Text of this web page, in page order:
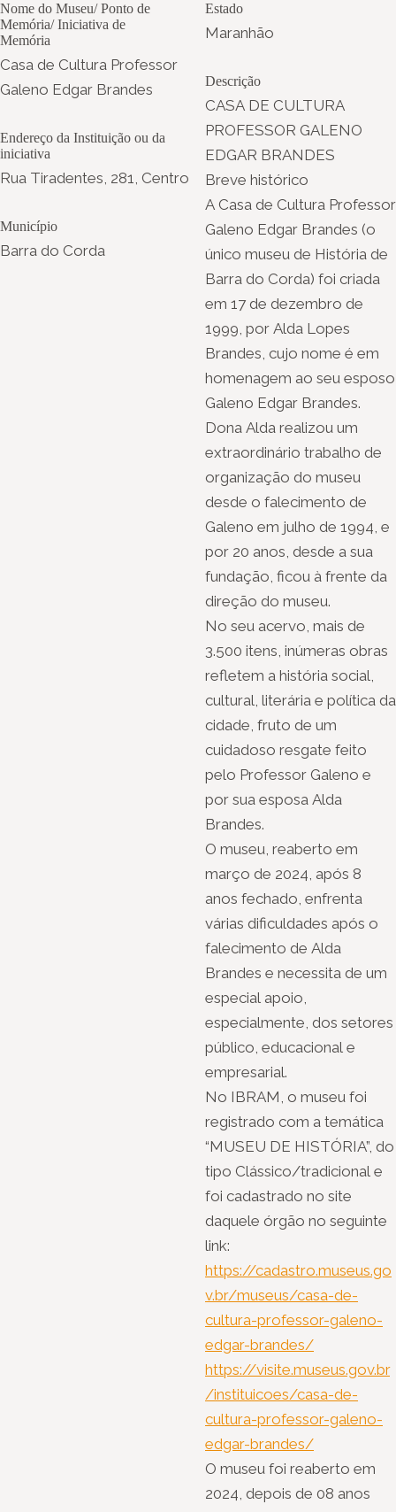
Nome do Museu/ Ponto de
Memória/ Iniciativa de
Memória
Casa de Cultura Professor
Galeno Edgar Brandes
Endereço da Instituição ou da
iniciativa
Rua Tiradentes, 281, Centro
Município
Barra do Corda
Estado
Maranhão
Descrição
CASA DE CULTURA
PROFESSOR GALENO
EDGAR BRANDES
Breve histórico
A Casa de Cultura Professor
Galeno Edgar Brandes (o
único museu de História de
Barra do Corda) foi criada
em 17 de dezembro de
1999, por Alda Lopes
Brandes, cujo nome é em
homenagem ao seu esposo
Galeno Edgar Brandes.
Dona Alda realizou um
extraordinário trabalho de
organização do museu
desde o falecimento de
Galeno em julho de 1994, e
por 20 anos, desde a sua
fundação, ficou à frente da
direção do museu.
No seu acervo, mais de
3.500 itens, inúmeras obras
refletem a história social,
cultural, literária e política da
cidade, fruto de um
cuidadoso resgate feito
pelo Professor Galeno e
por sua esposa Alda
Brandes.
O museu, reaberto em
março de 2024, após 8
anos fechado, enfrenta
várias dificuldades após o
falecimento de Alda
Brandes e necessita de um
especial apoio,
especialmente, dos setores
público, educacional e
empresarial.
No IBRAM, o museu foi
registrado com a temática
“MUSEU DE HISTÓRIA”, do
tipo Clássico/tradicional e
foi cadastrado no site
daquele órgão no seguinte
link:
https://cadastro.museus.go
v.br/museus/casa-de-
cultura-professor-galeno-
edgar-brandes/
https://visite.museus.gov.br
/instituicoes/casa-de-
cultura-professor-galeno-
edgar-brandes/
O museu foi reaberto em
2024, depois de 08 anos